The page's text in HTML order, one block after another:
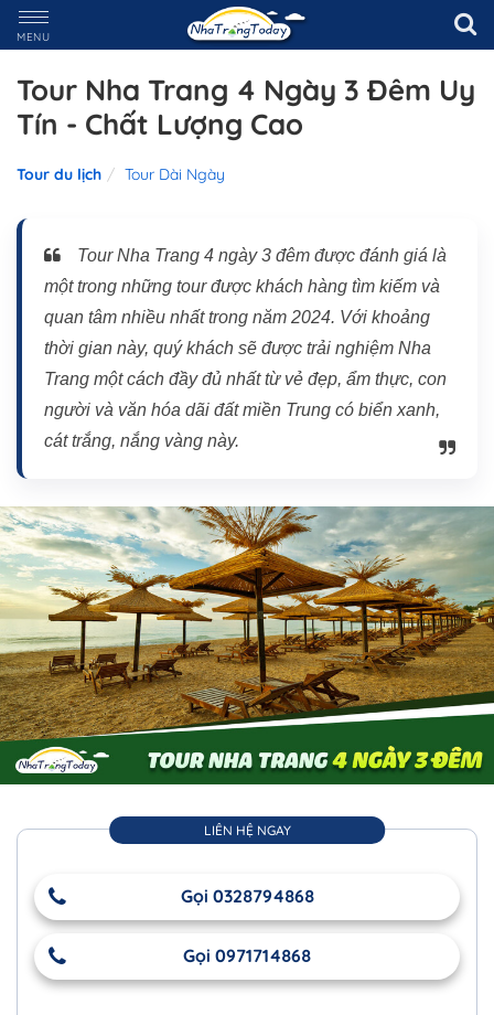
MENU
Tour Nha Trang 4 Ngày 3 Đêm Uy
Tín - Chất Lượng Cao
Tour du lịch Tour Dài Ngày
Tour Nha Trang 4 ngày 3 đêm được đánh giá là
một trong những tour được khách hàng tìm kiếm và
quan tâm nhiều nhất trong năm 2024. Với khoảng
thời gian này, quý khách sẽ được trải nghiệm Nha
Trang một cách đầy đủ nhất từ vẻ đẹp, ẩm thực, con
người và văn hóa dãi đất miền Trung có biển xanh,
cát trắng, nắng vàng này.
LIÊN HỆ NGAY
Gọi 0328794868
Gọi 0971714868